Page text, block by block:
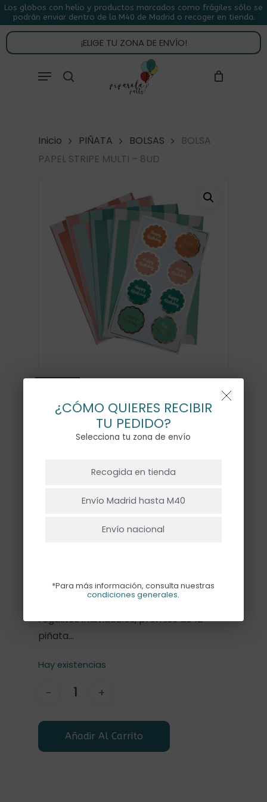
Skip
to
main
content
Los globos con helio y productos marcados como frágiles sólo se
podrán enviar dentro de la M40 de Madrid o recoger en tienda.
¡ELIGE TU ZONA DE ENVÍO!
Menu
CARRITO CLOSE
CART
Inicio PIÑATA BOLSAS
BOLSA
PAPEL STRIPE MULTI – 8UD
MULTI – 8UD
€
Pack de 8 bolsas de papel estampadas
“ Happy birthday”, miden 15 x 21cm. Son
perfectas para meter chuches,
regalitos individuales, premios de la
piñata…
Hay existencias
Añadir Al Carrito
Menu
¿CÓMO QUIERES RECIBIR
TU PEDIDO?
Selecciona tu zona de envío
Recogida en tienda
Envío Madrid hasta M40
Envío nacional
*Para más información, consulta nuestras
condiciones generales.